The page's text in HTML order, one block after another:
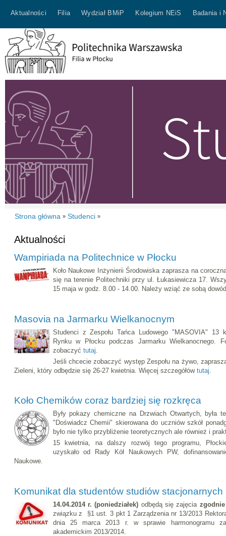
Aktualności Filia Wydział BMiP Kolegium NEiS Badania i
Strona główna » Studenci »
Aktualności
Wampiriada na Politechnice w Płocku
Koło Naukowe Inżynierii Środowiska zaprasza na
się na terenie Politechniki przy ul. Łukasiewicza 17.
15 maja w godz. 8.00 - 14.00. Należy wziąć ze sobą
Masovia na Jarmarku Wielkanocnym
Studenci z Zespołu Tańca Ludowego "MASOVIA" 13
Rynku w Płocku podczas Jarmarku Wielkanocnego.
zobaczyć tutaj
Jeśli chcecie zobaczyć występ Zespołu na żywo,
Zieleni, który odbędzie się 26-27 kwietnia. Więcej szczegółów tutaj
Koło Chemików coraz bardziej się rozkręca
Były pokazy chemiczne na Drzwiach Otwartych, była
"Doświadcz Chemii" skierowana do uczniów szkół
było nie tylko przybliżenie teoretycznych ale również i
15 kwietnia, na dalszy rozwój tego programu,
uzyskało od Rady Kół Naukowych PW,
Naukowe.
Komunikat dla studentów studiów stacjonarnych
14.04.2014 r. (poniedziałek) odbędą się zajęcia
związku z §1 ust. 3 pkt 1 Zarządzenia nr 13/2013
dnia 25 marca 2013 r. w sprawie harmonogramu
akademickim 2013/2014.